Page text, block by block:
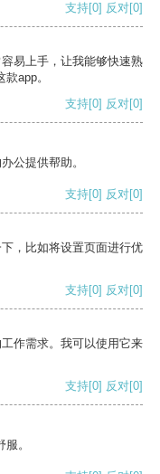
支持[0] 反对[0]
易上手，让我能够快速熟
app。
支持[0] 反对[0]
公提供帮助。
支持[0] 反对[0]
，比如将设置页面进行优
支持[0] 反对[0]
作需求。我可以使用它来
支持[0] 反对[0]
。